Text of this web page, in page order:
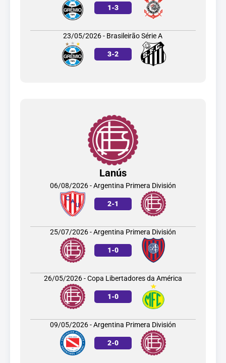
1-3
23/05/2026 - Brasileirão Série A
3-2
Lanús
06/08/2026 - Argentina Primera División
2-1
25/07/2026 - Argentina Primera División
1-0
26/05/2026 - Copa Libertadores da América
1-0
09/05/2026 - Argentina Primera División
2-0